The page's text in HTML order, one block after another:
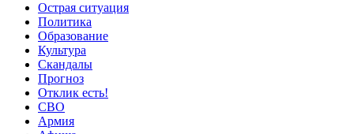
Острая ситуация
Политика
Образование
Культура
Скандалы
Прогноз
Отклик есть!
СВО
Армия